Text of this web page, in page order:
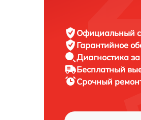
Официальный
Гарантийное
Диагностика
Бесплатный
Срочный